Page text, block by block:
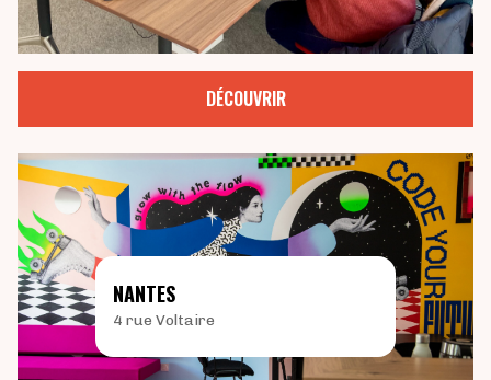
DÉCOUVRIR
NANTES
4 rue Voltaire